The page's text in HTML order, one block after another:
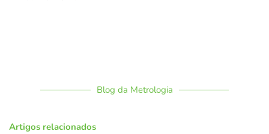
Blog da Metrologia
Artigos relacionados